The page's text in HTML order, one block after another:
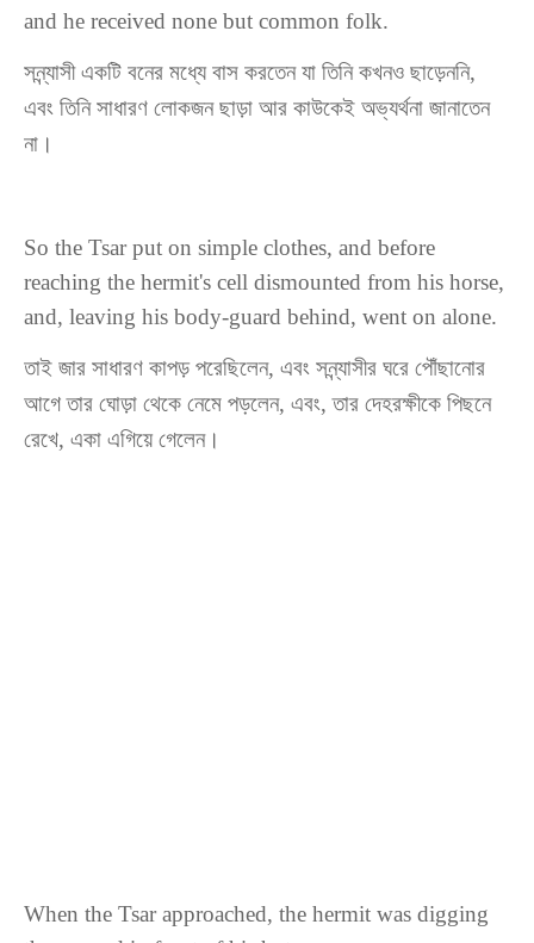
and he received none but common folk.
সন্ন্যাসী একটি বনের মধ্যে বাস করতেন যা তিনি কখনও ছাড়েননি,
এবং তিনি সাধারণ লোকজন ছাড়া আর কাউকেই অভ্যর্থনা জানাতেন
না।
So the Tsar put on simple clothes, and before
reaching the hermit's cell dismounted from his horse,
and, leaving his body-guard behind, went on alone.
তাই জার সাধারণ কাপড় পরেছিলেন, এবং সন্ন্যাসীর ঘরে পৌঁছানোর
আগে তার ঘোড়া থেকে নেমে পড়লেন, এবং, তার দেহরক্ষীকে পিছনে
রেখে, একা এগিয়ে গেলেন।
When the Tsar approached, the hermit was digging